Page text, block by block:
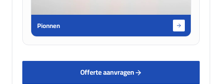
Pionnen
Offerte aanvragen